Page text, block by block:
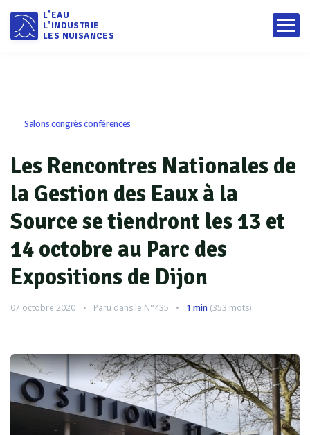
L'EAU
L'INDUSTRIE
LES NUISANCES
Salons congrès conférences
Les Rencontres Nationales de
la Gestion des Eaux à la
Source se tiendront les 13 et
14 octobre au Parc des
Expositions de Dijon
07 octobre 2020 Paru dans le N°435 1 min (353 mots)